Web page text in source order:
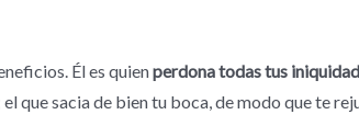
Él es quienperdona todas tus
que sacia de bien tu boca, de modo que te